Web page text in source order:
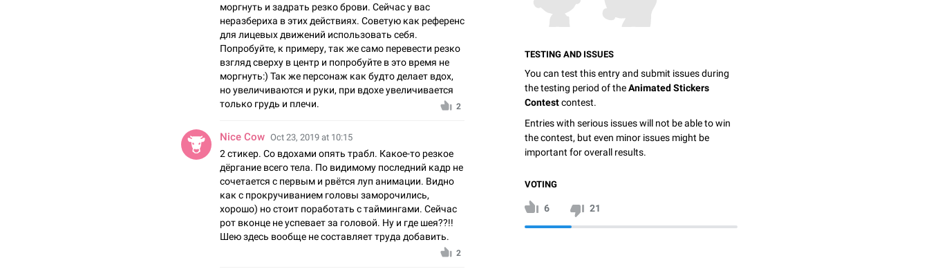
TESTING AND ISSUES
You can test this entry and submit issues during
the testing period of theAnimated Stickers
Contestcontest.
Entries with serious issues will not be able to win
the contest, but even minor issues might be
important for overall results.
VOTING
6 21
моргнуть и задрать резко брови. Сейчас у вас
неразбериха в этих действиях. Советую как референс
для лицевых движений использовать себя.
Попробуйте, к примеру, так же само перевести резко
взгляд сверху в центр и попробуйте в это время не
моргнуть:) Так же персонаж как будто делает вдох,
но увеличиваются и руки, при вдохе увеличивается
только грудь и плечи.
2
Nice Cow Oct 23, 2019 at 10:15
2 стикер. Со вдохами опять трабл. Какое-то резкое
дёргание всего тела. По видимому последний кадр не
сочетается с первым и рвётся луп анимации. Видно
как с прокручиванием головы заморочились,
хорошо) но стоит поработать с таймингами. Сейчас
рот вконце не успевает за головой. Ну и где шея??!!
Шею здесь вообще не составляет труда добавить.
2